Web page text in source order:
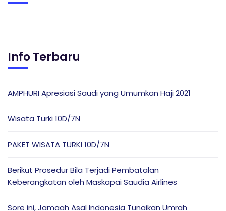
Info Terbaru
AMPHURI Apresiasi Saudi yang Umumkan Haji 2021
Wisata Turki 10D/7N
PAKET WISATA TURKI 10D/7N
Berikut Prosedur Bila Terjadi Pembatalan
Keberangkatan oleh Maskapai Saudia Airlines
Sore ini, Jamaah Asal Indonesia Tunaikan Umrah